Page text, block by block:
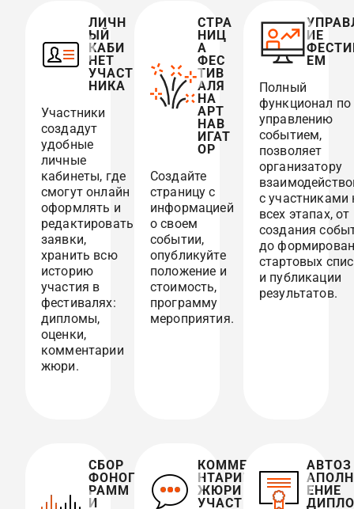
ЛИЧН
ЫЙ
КАБИ
НЕТ
УЧАСТ
НИКА
Участники
создадут
удобные
личные
кабинеты, где
смогут онлайн
оформлять и
редактировать
заявки,
хранить всю
историю
участия в
фестивалях:
дипломы,
оценки,
комментарии
жюри.
СТРА
НИЦ
А
ФЕС
ТИВ
АЛЯ
НА
АРТ
НАВ
ИГАТ
ОР
Создайте
страницу с
информацией
о своем
событии,
опубликуйте
положение и
стоимость,
программу
мероприятия.
ИЕ
ЕМ
Полный
функционал по
управлению
событием,
позволяет
организатору
с участниками
всех этапах, от
создания
до
стартовых
и публикации
результатов.
СБОР
ФОНОГ
РАММ
И
КОММЕ
НТАРИИ
ЖЮРИ
УЧАСТН
АВТОЗ
АПОЛН
ЕНИЕ
ДИПЛО